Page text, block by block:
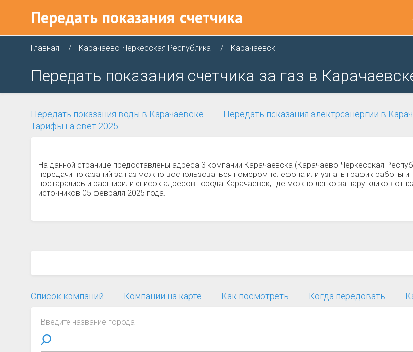
Передать показания счетчика
Главная Карачаево-Черкесская Республика Карачаевск
Передать показания счетчика за газ в
Передать показания воды в Карачаевске Передать показания электроэнергии в
Тарифы на свет 2025
На данной странице предоставлены адреса 3 компании Карачаевска (Карачаево-Черкесская
передачи показаний за газ можно воспользоваться номером телефона или узнать график работы
постарались и расширили список адресов города Карачаевск, где можно легко за пару кликов
источников 05 февраля 2025 года.
Список компаний Компании на карте Как посмотреть Когда передовать
Введите название города